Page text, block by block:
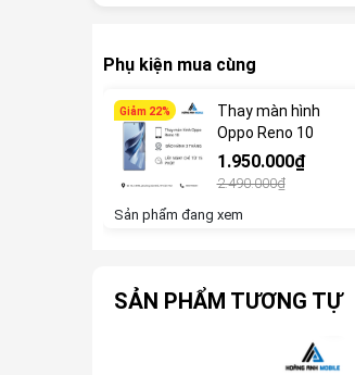
Phụ kiện mua cùng
Giảm 22%
Thay màn hình
Oppo Reno 10
1.950.000₫
2.490.000₫
Sản phẩm đang xem
SẢN PHẨM TƯƠNG TỰ